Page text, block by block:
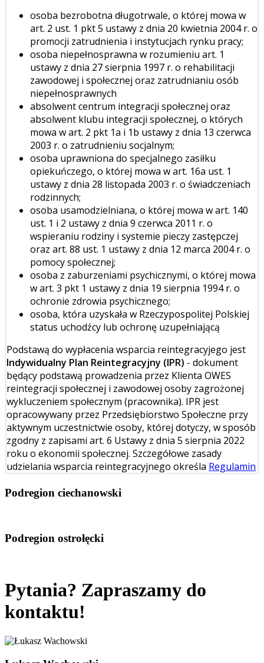
osoba bezrobotna długotrwale, o której mowa w
art. 2 ust. 1 pkt 5 ustawy z dnia 20 kwietnia 2004 r. o
promocji zatrudnienia i instytucjach rynku pracy;
osoba niepełnosprawna w rozumieniu art. 1
ustawy z dnia 27 sierpnia 1997 r. o rehabilitacji
zawodowej i społecznej oraz zatrudnianiu osób
niepełnosprawnych
absolwent centrum integracji społecznej oraz
absolwent klubu integracji społecznej, o których
mowa w art. 2 pkt 1a i 1b ustawy z dnia 13 czerwca
2003 r. o zatrudnieniu socjalnym;
osoba uprawniona do specjalnego zasiłku
opiekuńczego, o której mowa w art. 16a ust. 1
ustawy z dnia 28 listopada 2003 r. o świadczeniach
rodzinnych;
osoba usamodzielniana, o której mowa w art. 140
ust. 1 i 2 ustawy z dnia 9 czerwca 2011 r. o
wspieraniu rodziny i systemie pieczy zastępczej
oraz art. 88 ust. 1 ustawy z dnia 12 marca 2004 r. o
pomocy społecznej;
osoba z zaburzeniami psychicznymi, o której mowa
w art. 3 pkt 1 ustawy z dnia 19 sierpnia 1994 r. o
ochronie zdrowia psychicznego;
osoba, która uzyskała w Rzeczypospolitej Polskiej
status uchodźcy lub ochronę uzupełniającą
Podstawą do wypłacenia wsparcia reintegracyjego jest
Indywidualny Plan Reintegracyjny (IPR) - dokument
będący podstawą prowadzenia przez Klienta OWES
reintegracji społecznej i zawodowej osoby zagrożonej
wykluczeniem społecznym (pracownika). IPR jest
opracowywany przez Przedsiębiorstwo Społeczne przy
aktywnym uczestnictwie osoby, której dotyczy, w sposób
zgodny z zapisami art. 6 Ustawy z dnia 5 sierpnia 2022
roku o ekonomii społecznej. Szczegółowe zasady
udzielania wsparcia reintegracyjnego określa Regulamin
Podregion ciechanowski
Podregion ostrołęcki
Pytania? Zapraszamy do
kontaktu!